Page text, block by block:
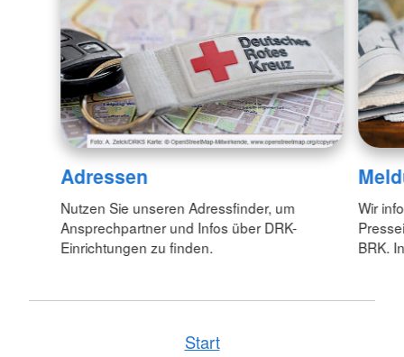
Adressen
Nutzen Sie unseren Adressfinder, um
Ansprechpartner und Infos über DRK-
Einrichtungen zu finden.
Wir
BRK.
Start